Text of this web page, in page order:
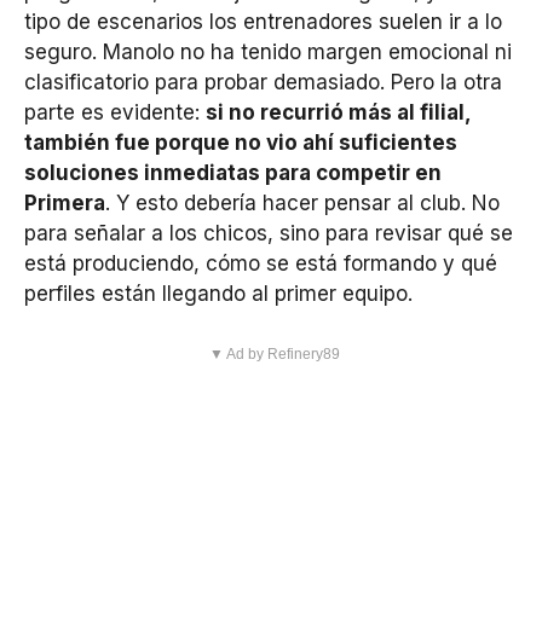
tipo de escenarios los entrenadores suelen ir a lo
seguro. Manolo no ha tenido margen emocional ni
clasificatorio para probar demasiado. Pero la otra
parte es evidente: si no recurrió más al filial,
también fue porque no vio ahí suficientes
soluciones inmediatas para competir en
Primera. Y esto debería hacer pensar al club. No
para señalar a los chicos, sino para revisar qué se
está produciendo, cómo se está formando y qué
perfiles están llegando al primer equipo.
▼ Ad by Refinery89